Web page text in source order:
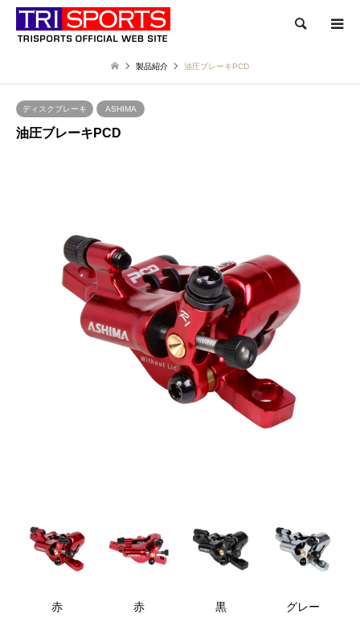
検索
製品紹介 油圧ブレーキPCD
ディスクブレーキ ASHIMA
油圧ブレーキPCD
赤 赤 黒 グレー